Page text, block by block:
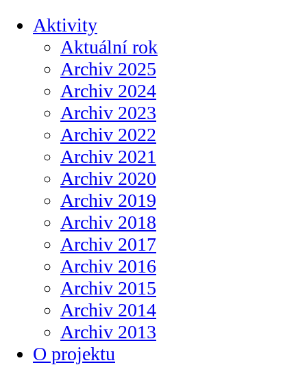
Aktivity
Aktuální rok
Archiv 2025
Archiv 2024
Archiv 2023
Archiv 2022
Archiv 2021
Archiv 2020
Archiv 2019
Archiv 2018
Archiv 2017
Archiv 2016
Archiv 2015
Archiv 2014
Archiv 2013
O projektu